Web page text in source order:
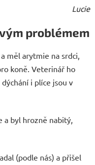
Lucie
problémem
měl arytmie na srdci,
koně. Veterinář ho
i plíce jsou v
a byl hrozně nabitý,
(podle nás) a přišel